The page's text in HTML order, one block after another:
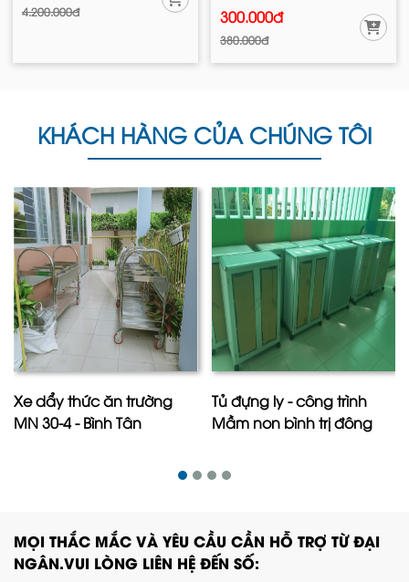
4.200.000đ 300.000đ
380.000đ
KHÁCH HÀNG CỦA CHÚNG TÔI
Xe dẩy thức ăn trường
MN 30-4 - Bình Tân
Tủ đựng ly - công trình
Mầm non bình trị đông
MỌI THẮC MẮC VÀ YÊU CẦU CẦN HỖ TRỢ TỪ ĐẠI
NGÂN.VUI LÒNG LIÊN HỆ ĐẾN SỐ: